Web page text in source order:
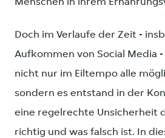
Menschen in ihrem
Doch im Verlaufe der Zeit -
Aufkommen von Social Media
nicht nur im Eiltempo alle
sondern es entstand in der
eine regelrechte Unsicherheit
richtig und was falsch ist. In